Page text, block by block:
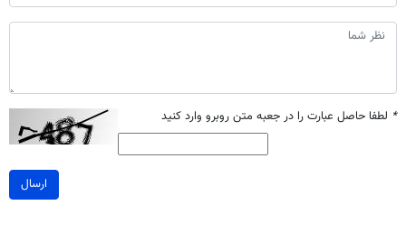
* لطفا حاصل عبارت را در جعبه متن روبرو وارد کنید
ارسال